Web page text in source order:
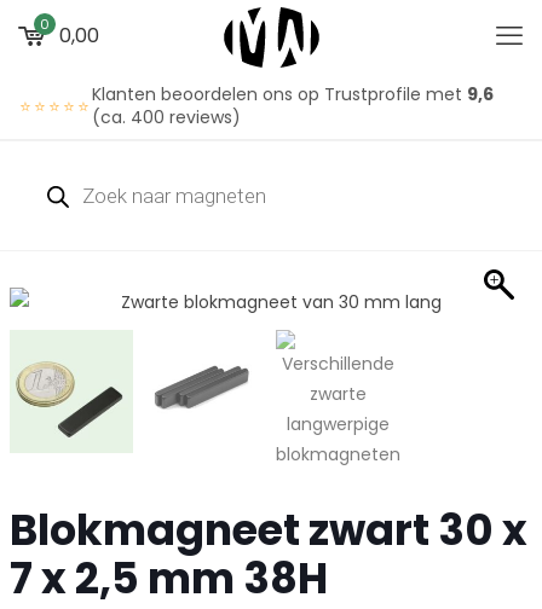
0 0,00
⭐⭐⭐⭐⭐Klanten beoordelen ons op Trustprofile met 9,6
(ca. 400 reviews)
Blokmagneet zwart 30 x
7 x 2,5 mm 38H